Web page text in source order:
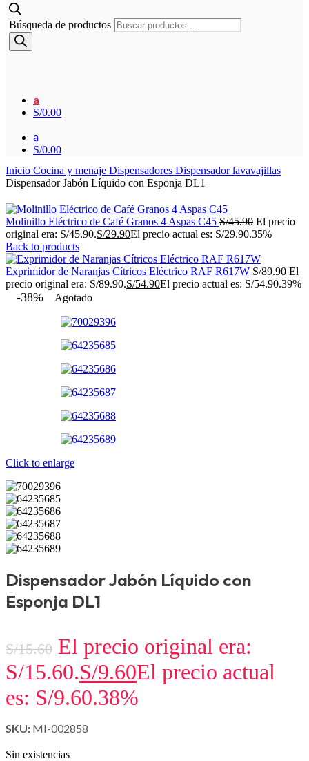
Búsqueda de productos
a
S/0.00
a
S/0.00
Inicio Cocina y menaje Dispensadores Dispensador lavavajillas
Dispensador Jabón Líquido con Esponja DL1
Molinillo Eléctrico de Café Granos 4 Aspas C45 S/45.90 El precio
original era: S/45.90.S/29.90El precio actual es: S/29.90.35%
Back to products
Exprimidor de Naranjas Cítricos Eléctrico RAF R617W S/89.90 El
precio original era: S/89.90.S/54.90El precio actual es: S/54.90.39%
-38% Agotado
Click to enlarge
Dispensador Jabón Líquido con
Esponja DL1
S/15.60 El precio original era:
S/15.60.S/9.60El precio actual
es: S/9.60.38%
SKU: MI-002858
Sin existencias